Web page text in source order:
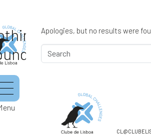
Apologies, but no results were